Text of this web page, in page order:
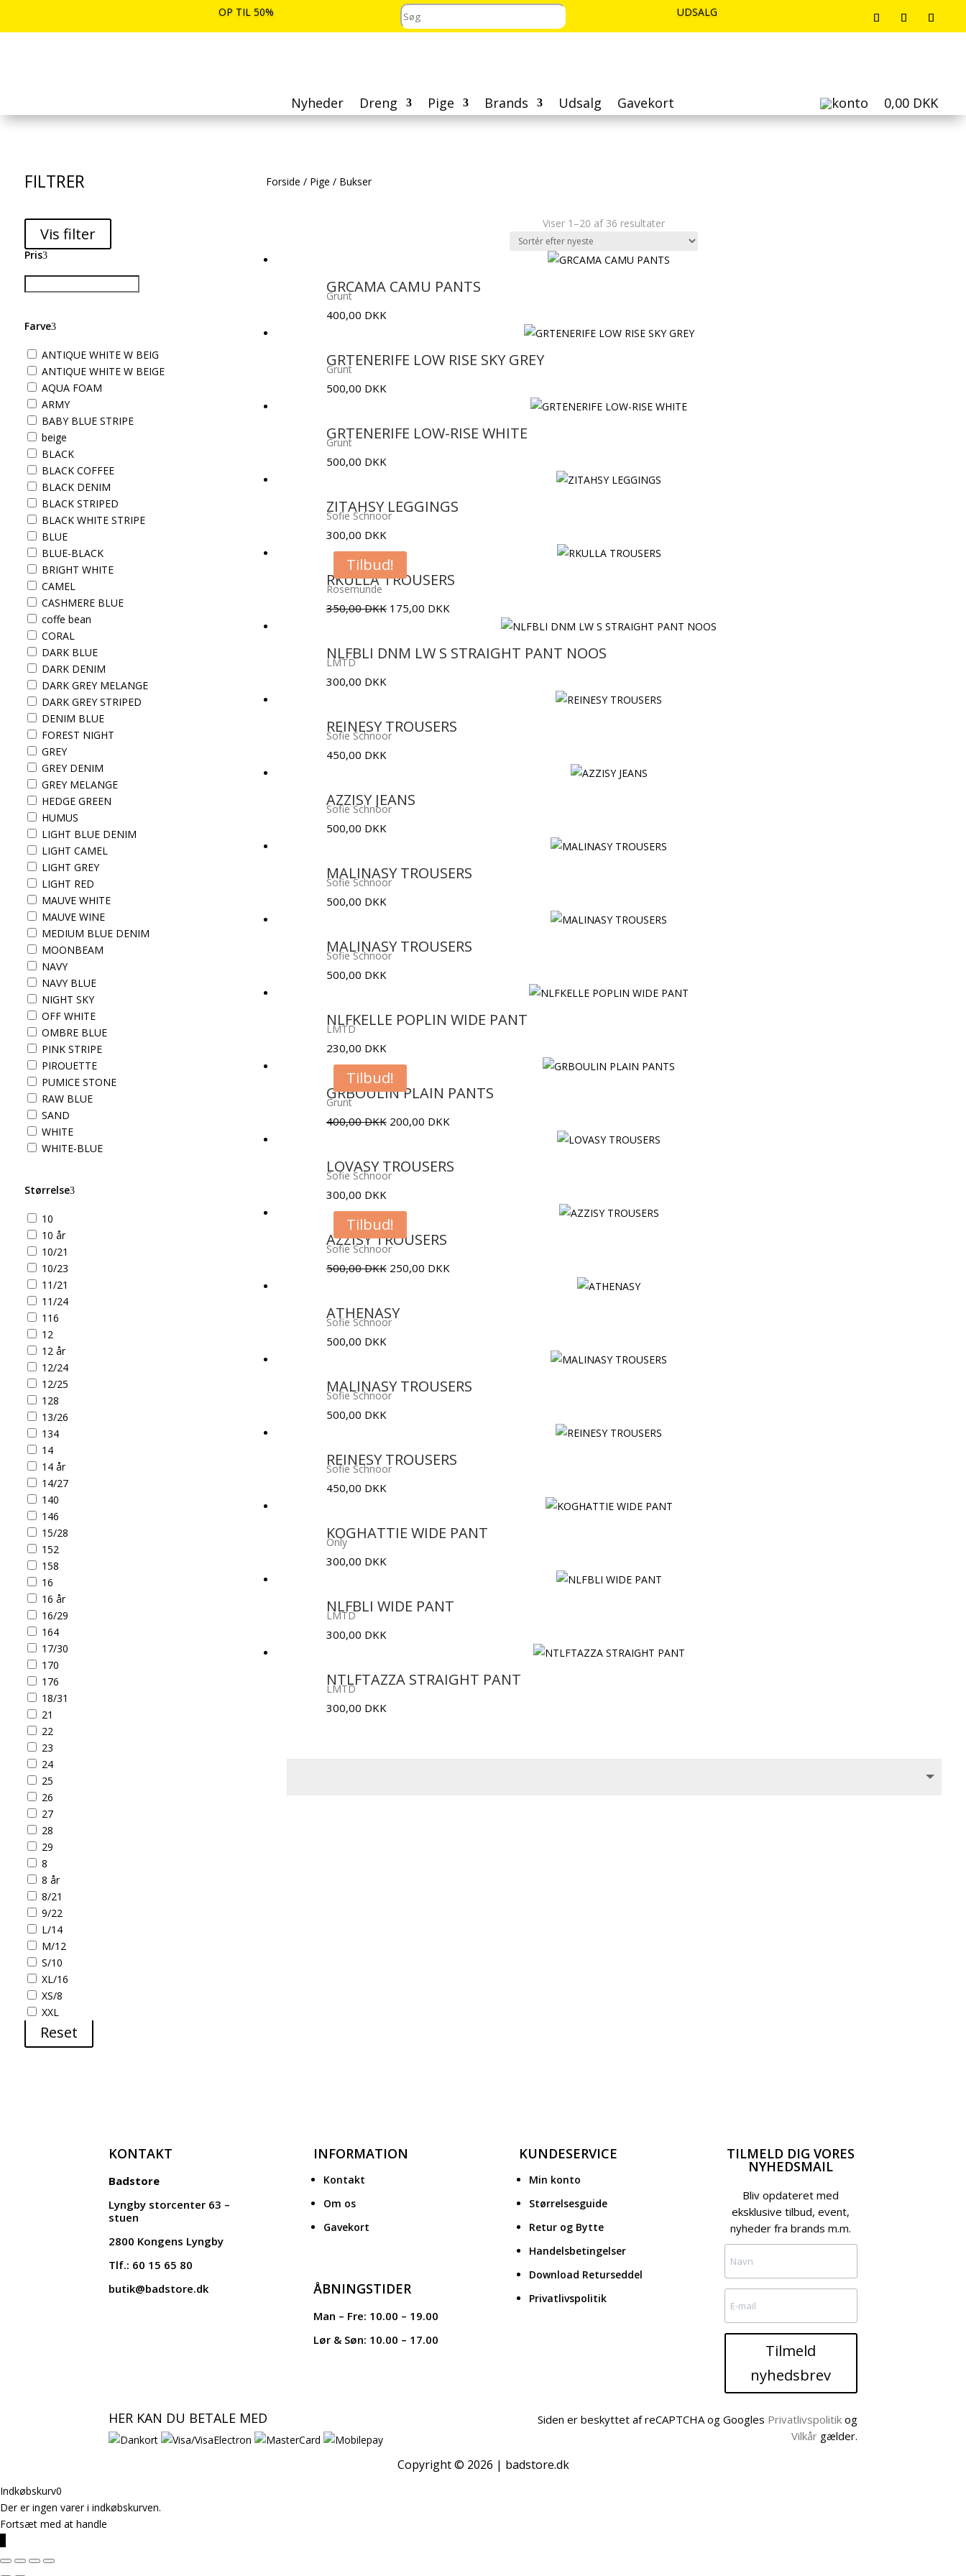
OP TIL 50%
UDSALG
UDSALG
Nyheder Dreng Pige Brands Udsalg Gavekort 0,00 DKK
FILTRER
Vis filter
Pris
Farve
ANTIQUE WHITE W BEIG
ANTIQUE WHITE W BEIGE
AQUA FOAM
ARMY
BABY BLUE STRIPE
beige
BLACK
BLACK COFFEE
BLACK DENIM
BLACK STRIPED
BLACK WHITE STRIPE
BLUE
BLUE-BLACK
BRIGHT WHITE
CAMEL
CASHMERE BLUE
coffe bean
CORAL
DARK BLUE
DARK DENIM
DARK GREY MELANGE
DARK GREY STRIPED
DENIM BLUE
FOREST NIGHT
GREY
GREY DENIM
GREY MELANGE
HEDGE GREEN
HUMUS
LIGHT BLUE DENIM
LIGHT CAMEL
LIGHT GREY
LIGHT RED
MAUVE WHITE
MAUVE WINE
MEDIUM BLUE DENIM
MOONBEAM
NAVY
NAVY BLUE
NIGHT SKY
OFF WHITE
OMBRE BLUE
PINK STRIPE
PIROUETTE
PUMICE STONE
RAW BLUE
SAND
WHITE
WHITE-BLUE
Størrelse
10
10 år
10/21
10/23
11/21
11/24
116
12
12 år
12/24
12/25
128
13/26
134
14
14 år
14/27
140
146
15/28
152
158
16
16 år
16/29
164
17/30
170
176
18/31
21
22
23
24
25
26
27
28
29
8
8 år
8/21
9/22
L/14
M/12
S/10
XL/16
XS/8
XXL
Reset
Forside / Pige / Bukser
Viser 1–20 af 36 resultaterSorteret
seneste
GRCAMA CAMU PANTS
Grunt
400,00 DKK
GRTENERIFE LOW RISE SKY GREY
Grunt
500,00 DKK
GRTENERIFE LOW-RISE WHITE
Grunt
500,00 DKK
ZITAHSY LEGGINGS
Sofie Schnoor
300,00 DKK
Tilbud!
RKULLA TROUSERS
Rosemunde
350,00DKK Den
var:
175,00 DKKDen
er:
NLFBLI DNM LW S STRAIGHT PANT NOOS
LMTD
300,00 DKK
REINESY TROUSERS
Sofie Schnoor
450,00 DKK
AZZISY JEANS
Sofie Schnoor
500,00 DKK
MALINASY TROUSERS
Sofie Schnoor
500,00 DKK
MALINASY TROUSERS
Sofie Schnoor
500,00 DKK
NLFKELLE POPLIN WIDE PANT
LMTD
230,00 DKK
Tilbud!
GRBOULIN PLAIN PANTS
Grunt
400,00DKK Den
var:
200,00 DKKDen
er:
LOVASY TROUSERS
Sofie Schnoor
300,00 DKK
Tilbud!
AZZISY TROUSERS
Sofie Schnoor
500,00DKK Den
var:
250,00 DKKDen
ATHENASY
Sofie Schnoor
500,00 DKK
MALINASY TROUSERS
Sofie Schnoor
500,00 DKK
REINESY TROUSERS
Sofie Schnoor
450,00 DKK
KOGHATTIE WIDE PANT
Only
300,00 DKK
NLFBLI WIDE PANT
LMTD
300,00 DKK
NTLFTAZZA STRAIGHT PANT
LMTD
300,00 DKK
KONTAKT
Badstore
Lyngby storcenter 63 –
stuen
2800 Kongens Lyngby
Tlf.: 60 15 65 80
butik@badstore.dk
INFORMATION
Kontakt
Om os
Gavekort
ÅBNINGSTIDER
Man – Fre: 10.00 – 19.00
Lør & Søn: 10.00 – 17.00
KUNDESERVICE
Min konto
Størrelsesguide
Retur og Bytte
Handelsbetingelser
Download Returseddel
Privatlivspolitik
TILMELD DIG VORES
NYHEDSMAIL
Bliv opdateret med
eksklusive tilbud, event,
nyheder fra brands m.m.
Tilmeld
nyhedsbrev
HER KAN DU BETALE MED Siden er beskyttet af reCAPTCHA og Googles Privatlivspolitik og
Vilkår gælder.
Copyright © 2026 | badstore.dk
Indkøbskurv0
Der er ingen varer i indkøbskurven.
Fortsæt med at handle